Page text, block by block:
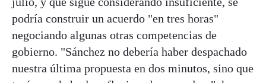
podría construir un acuerdo "en tres horas"
negociando algunas otras competencias de
gobierno. "Sánchez no debería haber despachado
nuestra última propuesta en dos minutos, sino que